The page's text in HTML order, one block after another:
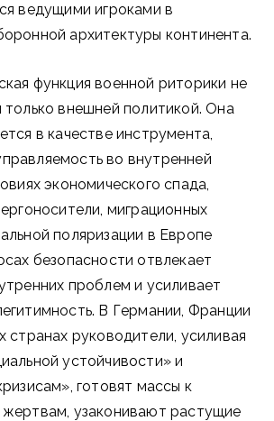
ведущими игроками в
архитектуры континента.
функция военной риторики не
только внешней политикой. Она
в качестве инструмента,
во внутренней
экономического спада,
миграционных
поляризации в Европе
безопасности отвлекает
проблем и усиливает
В Германии, Франции
странах руководители, усиливая
устойчивости» и
готовят массы к
узаконивают растущие